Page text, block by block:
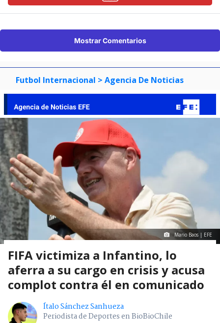
Mostrar Comentarios
Futbol Internacional > Agencia De Noticias
Mario Baos | EFE
FIFA victimiza a Infantino, lo
aferra a su cargo en crisis y acusa
complot contra él en comunicado
Ítalo Sánchez Sanhueza
Periodista de Deportes en BioBioChile